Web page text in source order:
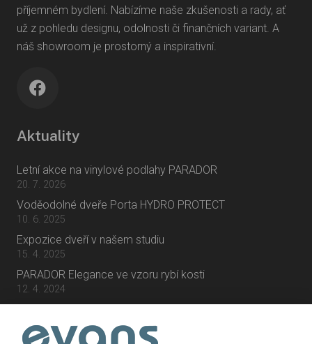
příjemném bydlení. Nabízíme naše zkušenosti a rady, ať
už z pohledu designu, odolnosti či finančních variant. A
náš showroom je prostorný a inspirativní.
Aktuality
Letní akce na vinylové podlahy PARADOR
20. 7. 2026
Voděodolné dveře Porta HYDRO PROTECT
10. 6. 2025
Expozice dveří v našem studiu
15. 4. 2025
PARADOR Elegance ve vzoru rybí kosti
12. 4. 2024
Kontakty